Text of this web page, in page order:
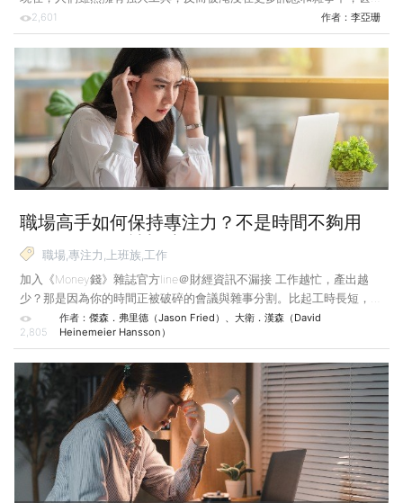
對「被取代」深感焦慮，不禁懷疑：當AI越來越聰明，人類的價值究竟
在哪？ 其實職場規則已經改寫，過去累積經驗是為了「做更快」，現
在則要「想更深」。本篇專訪3位深諳AI工具的專家，針對5大職場痛點
提出解藥，帶你從疲於奔命的執行者，轉型為定義問題、精準決策的
「AI機師」，利用AI補足資源缺口，將資歷轉化成不可取代的職場競爭
力！ Esor 小檔案 知名部落格「電腦玩物」站長，深耕生產力工具和
時間管理逾20年，
2,601 作者： 李亞珊
職場高手如何保持專注力？不是時間不夠用
而是工作節奏被切碎了！
職場,專注力,上班族,工作
加入《Money錢》雜誌官方line＠財經資訊不漏接 工作越忙，產出越
少？那是因為你的時間正被破碎的會議與雜事分割。比起工時長短，保
持不被打擾的連續專注力，才是提升效率的關鍵。 每週工作40個小時
就很充足了，這個時間足夠做出優秀的成果，足夠保持競爭力，也足夠
多，有時候時數更少也沒啥問題。夏天我們甚至每週五都放假，即便一
週只工作32小時，依然能好好完成許多工作。不整晚加班，不週末加
班，沒有「現在很緊急，所以這週工時得拚到70或80小時」，我們不
做這種事。 每天上班 就
2,805
作者： 傑森．弗里德（Jason Fried）、大衛．漢森（David
Heinemeier Hansson）